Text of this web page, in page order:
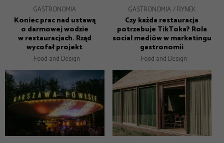
GASTRONOMIA
Koniec prac nad ustawą
o darmowej wodzie
w restauracjach. Rząd
wycofał projekt
– Food and Design
GASTRONOMIA RYNEK
Czy każda restauracja
potrzebuje TikToka? Rola
social mediów w marketingu
gastronomii
– Food and Design